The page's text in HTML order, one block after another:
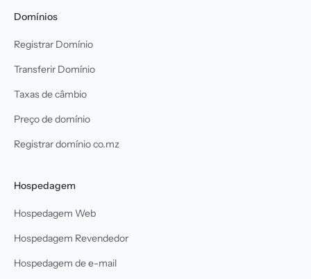
Domínios
Registrar Domínio
Transferir Domínio
Taxas de câmbio
Preço de domínio
Registrar domínio co.mz
Hospedagem
Hospedagem Web
Hospedagem Revendedor
Hospedagem de e-mail